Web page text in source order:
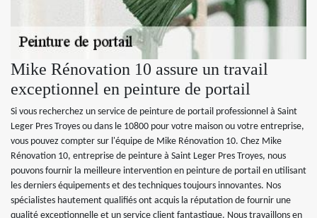
Mike Rénovation 10 assure un travail
exceptionnel en peinture de portail
Si vous recherchez un service de peinture de portail professionnel à Saint
Leger Pres Troyes ou dans le 10800 pour votre maison ou votre entreprise,
vous pouvez compter sur l'équipe de Mike Rénovation 10. Chez Mike
Rénovation 10, entreprise de peinture à Saint Leger Pres Troyes, nous
pouvons fournir la meilleure intervention en peinture de portail en utilisant
les derniers équipements et des techniques toujours innovantes. Nos
spécialistes hautement qualifiés ont acquis la réputation de fournir une
qualité exceptionnelle et un service client fantastique. Nous travaillons en